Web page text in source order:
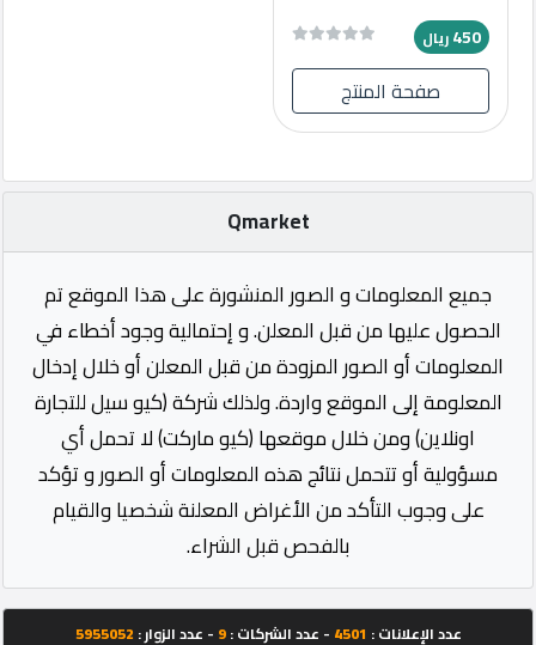
450ريال
صفحة المنتج
Qmarket
جميع المعلومات و الصور المنشورة على هذا الموقع تم
الحصول عليها من قبل المعلن. و إحتمالية وجود أخطاء في
المعلومات أو الصور المزودة من قبل المعلن أو خلال إدخال
المعلومة إلى الموقع واردة. ولذلك شركة (كيو سيل للتجارة
اونلاين) ومن خلال موقعها (كيو ماركت) لا تحمل أي
مسؤولية أو تتحمل نتائج هذه المعلومات أو الصور و تؤكد
على وجوب التأكد من الأغراض المعلنة شخصيا والقيام
بالفحص قبل الشراء.
عدد الإعلانات : 4501 - عدد الشركات :9 - عدد الزوار : 5955052